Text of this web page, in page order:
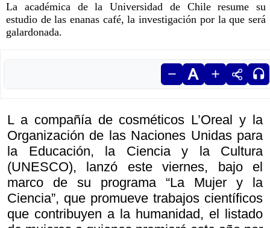
La académica de la Universidad de Chile resume su
estudio de las enanas café, la investigación por la que será
galardonada.
L a compañía de cosméticos L’Oreal y la
Organización de las Naciones Unidas para
la Educación, la Ciencia y la Cultura
(UNESCO), lanzó este viernes, bajo el
marco de su programa “La Mujer y la
Ciencia”, que promueve trabajos científicos
que contribuyen a la humanidad, el listado